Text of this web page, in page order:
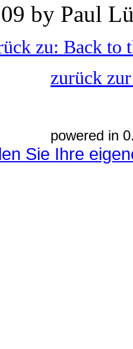
by Paul
zu: Back to
zurück
powered in
Sie Ihre